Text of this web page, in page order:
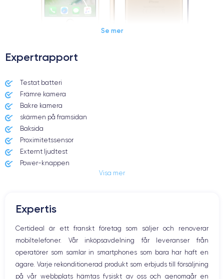
Date de sortie
07/09/2016
Dimensions
IPS LCD 5.5 pouces
Apple A10 Fusion 4
Nom GPU
PowerVR GT7600 GPU
Fréq. processeur
2.23 GHz
Se mer
Expertrapport
Testat batteri
Främre kamera
Bakre kamera
skärmen på framsidan
Baksida
Proximitetssensor
Externt ljudtest
Power-knappen
Högtalare
Hem-knappen
Bluetooth
WiFi
Nätverk
Visa mer
Expertis
Certideal är ett franskt företag som säljer och renoverar
mobiltelefoner. Vår inköpsavdelning får leveranser från
operatörer som samlar in smartphones som bara har haft en
ägare. Varje rekonditionerad produkt som erbjuds till försäljning
på vår webbplats hämtas fysiskt av oss och genomgår en